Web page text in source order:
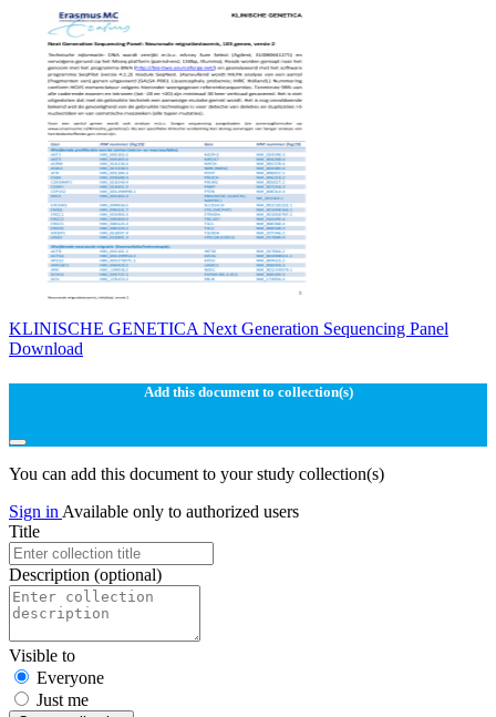
KLINISCHE GENETICA Next Generation Sequencing Panel
Download
Add this document to collection(s)
You can add this document to your study collection(s)
Sign in Available only to authorized users
Title
Description (optional)
Visible to
Everyone
Just me